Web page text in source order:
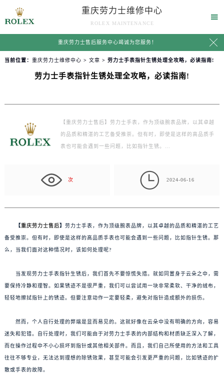
重庆劳力士维修中心
ROLEX MAINTENANCE

重庆劳力士售后服务中心竭诚为您服务！ 
当前位置： 重庆劳力士维修中心 > 文章 > 劳力士手表指针生锈处理全攻略，必读指南!
劳力士手表指针生锈处理全攻略，必读指南!
【重庆劳力士售后】劳力士手表，作为顶级腕表品牌，以其卓越
的品质和精湛的工艺备受推崇。但有时，即使是这样的高品质手
表也可能会遇到一些问题，比如指针生锈。…
次  2024-06-16
【重庆劳力士售后】 劳力士手表，作为顶级腕表品牌，以其卓越的品质和精湛的工艺
备受推崇。但有时，即使是这样的高品质手表也可能会遇到一些问题，比如指针生锈。那
么，当我们面对这种情况时，该如何处理呢?
当发现劳力士手表指针生锈后，我们首先不要惊慌失措。就如同置身于云朵之中，需
要保持冷静和理智。如果锈迹不是很严重，我们可以尝试用一块非常柔软、干净的绒布，
轻轻地擦拭指针上的锈迹。但要注意动作一定要轻柔，避免对指针造成额外的损伤。
然而，个人自行处理的弊端是显而易见的。这就好像在云朵中没有明确的方向，容易
迷失和犯错。自行处理时，我们可能由于对劳力士手表的内部结构和材质缺乏深入了解，
而在操作过程中不小心损坏到指针或其他相关部件。而且，我们自己所使用的方法和工具
往往不够专业，无法达到理想的除锈效果，甚至可能会引发更严重的问题，比如锈迹的扩
散或手表的故障。